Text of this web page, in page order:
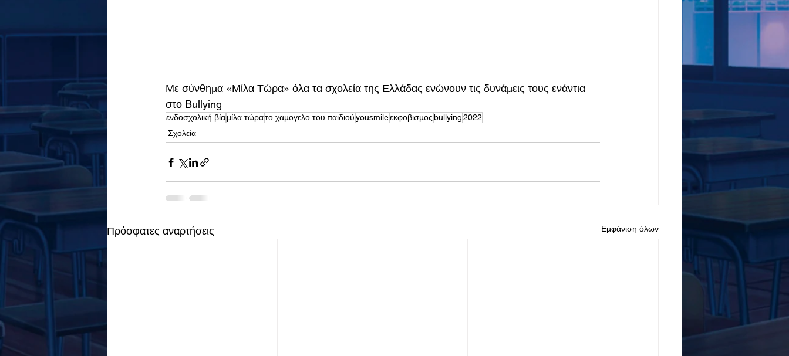
Με σύνθημα «Μίλα Τώρα» όλα τα σχολεία της Ελλάδας ενώνουν τις δυνάμεις τους ενάντια
στο Bullying
ενδοσχολική βίαμίλα τώρατο χαμογελο του παιδιούyousmileεκφοβισμοςbullying2022
Σχολεία
Πρόσφατες αναρτήσεις Εμφάνιση όλων